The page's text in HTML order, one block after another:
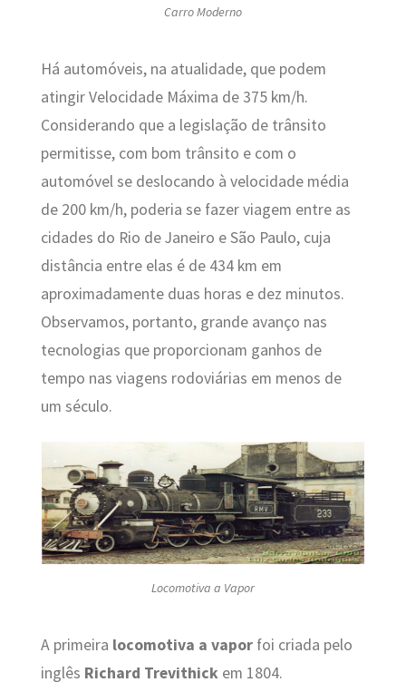
Carro Moderno
Há automóveis, na atualidade, que podem
atingir Velocidade Máxima de 375 km/h.
Considerando que a legislação de trânsito
permitisse, com bom trânsito e com o
automóvel se deslocando à velocidade média
de 200 km/h, poderia se fazer viagem entre as
cidades do Rio de Janeiro e São Paulo, cuja
distância entre elas é de 434 km em
aproximadamente duas horas e dez minutos.
Observamos, portanto, grande avanço nas
tecnologias que proporcionam ganhos de
tempo nas viagens rodoviárias em menos de
um século.
Locomotiva a Vapor
A primeira locomotiva a vaporfoi criada pelo
inglês Richard Trevithickem 1804.